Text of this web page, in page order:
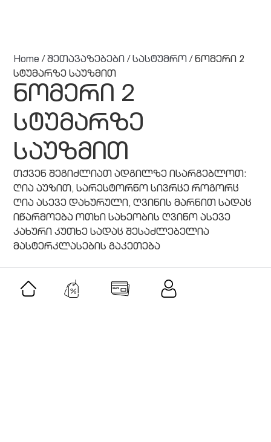
Home /შეთავაზებები /სასტუმრო / ნომერი 2
სტუმარზე საუზმით
ნომერი 2
სტუმარზე
საუზმით
თქვენ შეგიძლიათ ადგილზე ისარგებლოთ:
ღია აუზით, სარესტორნო სივრცე როგორც
ღია ასევე დახურული, ღვინის მარნით სადაც
იწარმოება ოთხი სახეობის ღვინო ასევე
კახური კუთხე სადაც შესაძლებელია
მასტერკლასების გაკეთება
მსგავსი შეთავაზებები